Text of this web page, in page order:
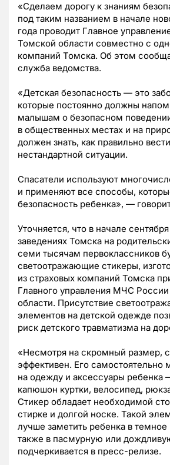
«Сделаем дорогу к знаниям
под таким названием в начале
года проводит Главное
Томской области совместно с
компаний Томска. Об этом
служба ведомства.
«Детская безопасность — это
которые постоянно должны
малышам о безопасном
в общественных местах и на
должен знать, как правильно
нестандартной ситуации.
Спасатели используют
и применяют все способы,
безопасность ребенка», —
Уточняется, что в начале
заведениях Томска на
семи тысячам первоклассников
светоотражающие стикеры,
из страховых компаний Томска
Главного управления МЧС
области. Присутствие
элементов на детской одежде
риск детского травматизма на
«Несмотря на скромный размер,
эффективен. Его самостоятельно
на одежду и аксессуары ребенка
капюшон куртки, велосипед,
Стикер обладает необходимой
стирке и долгой носке. Такой
лучше заметить ребенка в темное
также в пасмурную или
подчеркивается в пресс-релизе.